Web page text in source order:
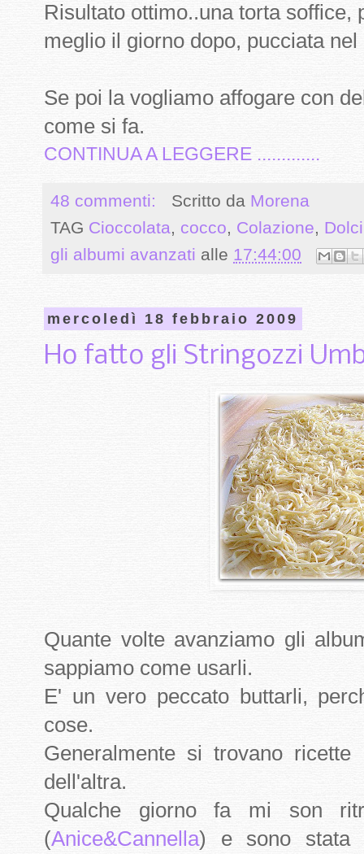
Risultato ottimo..una torta soffice,
meglio il giorno dopo, pucciata
Se poi la vogliamo affogare con
come si fa.
CONTINUA A LEGGERE .............
48 commenti: Scritto da Morena
TAG Cioccolata, cocco, Colazione,
gli albumi avanzati alle 17:44:00
mercoledì 18 febbraio 2009
Ho fatto gli Stringozzi
Quante volte avanziamo gli
sappiamo come usarli.
E' un vero peccato buttarli,
cose.
Generalmente si trovano
dell'altra.
Qualche giorno fa mi son
(Anice&Cannella) e sono stata